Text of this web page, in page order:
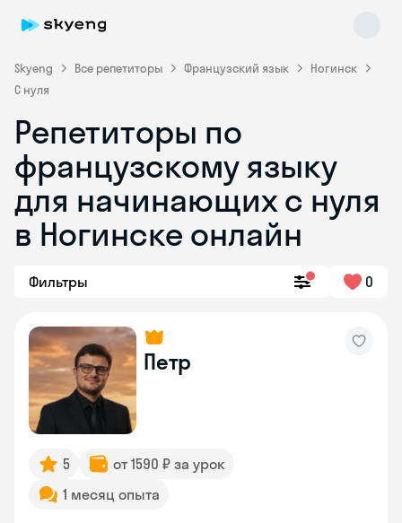
Skyeng Все репетиторы Французский язык
Ногинск
С нуля
Репетиторы по
французскому языку
для начинающих с нуля
в Ногинске онлайн
Фильтры 0
Петр
5
от 1590 ₽ за урок
1 месяц опыта
Skyeng Chat